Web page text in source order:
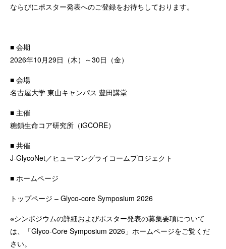
ならびにポスター発表へのご登録をお待ちしております。
■ 会期
2026年10月29日（木）～30日（金）
■ 会場
名古屋大学 東山キャンパス 豊田講堂
■ 主催
糖鎖生命コア研究所（iGCORE）
■ 共催
J-GlycoNet／ヒューマングライコームプロジェクト
■ ホームページ
トップページ – Glyco-core Symposium 2026
※シンポジウムの詳細およびポスター発表の募集要項について
は、「Glyco-Core Symposium 2026」ホームページをご覧くだ
さい。